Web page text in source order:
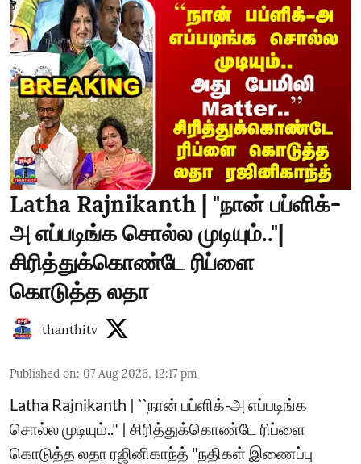
Latha Rajnikanth | "நான் பப்ளிக்-
அ எப்படிங்க சொல்ல முடியும்.."|
சிரித்துக்கொண்டே ரிப்ளை
கொடுத்த லதா
thanthitv
Published on: 07 Aug 2026, 12:17 pm
Latha Rajnikanth | ``நான் பப்ளிக்-அ எப்படிங்க
சொல்ல முடியும்.." | சிரித்துக்கொண்டே ரிப்ளை
கொடுத்த லதா ரஜினிகாந்த் "நதிகள் இணைப்பு